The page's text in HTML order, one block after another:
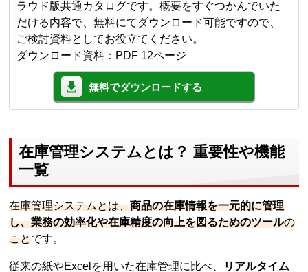
ラウド版共通カタログです。概要をすぐつかんでいた
だける内容で、無料にてダウンロード可能ですので、
ご検討資料としてお役立てください。
ダウンロード資料：PDF 12ページ
無料でダウンロードする
在庫管理システムとは？ 重要性や機能
一覧
在庫管理システムとは、商品の在庫情報を一元的に管理
し、業務の効率化や在庫精度の向上を図るためのツールの
ことです。
従来の紙やExcelを用いた在庫管理に比べ、
リアルタイム